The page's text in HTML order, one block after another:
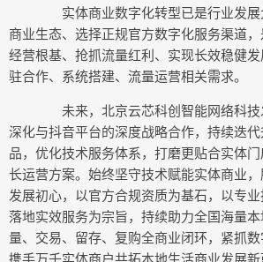
实体商业数字化转型已是行业发展
商业生态、选择正规官方数字化服务渠道
经营根基、抢抓流量红利、实现长效稳健
驻合作、系统搭建、流量运营相关需求。
未来，北京云芯科创智能网络科技
深化与抖音平台的深度战略合作，持续迭
品，优化技术服务体系，打磨更贴合实体
长运营方案。始终坚守技术赋能实体商业
发展初心，以官方合规资质为基石，以专
落地实效服务为宗旨，持续助力全国海量
量、交易、留存、复购全商业闭环，紧抓数
携手万千实体商户共拓本地生活商业发展